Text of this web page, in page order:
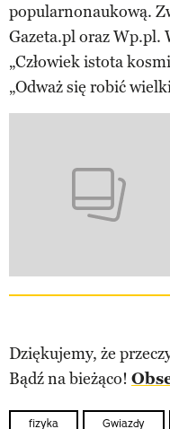
popularnonaukową.
Gazeta.pl oraz Wp.pl.
„Człowiek istota
„Odważ się robić
Dziękujemy, że
Bądź na bieżąco!
fizyka Gwiazdy